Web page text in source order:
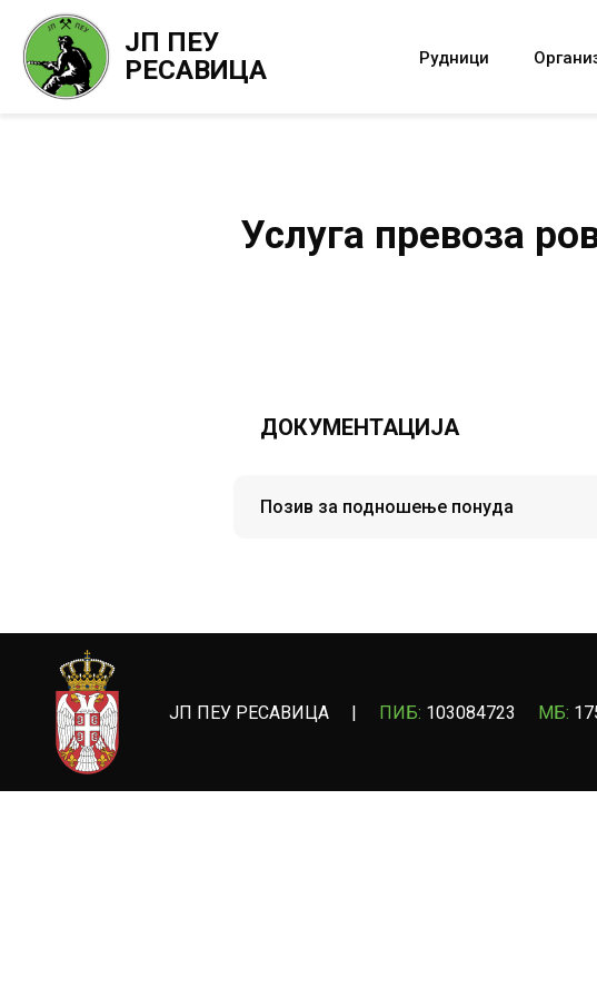
ЈП ПЕУ
РЕСАВИЦА
Рудници
Услуга превоза
ДОКУМЕНТАЦИЈА
Позив за подношење понуда
ЈП ПЕУ РЕСАВИЦА | ПИБ: 103084723 МБ: